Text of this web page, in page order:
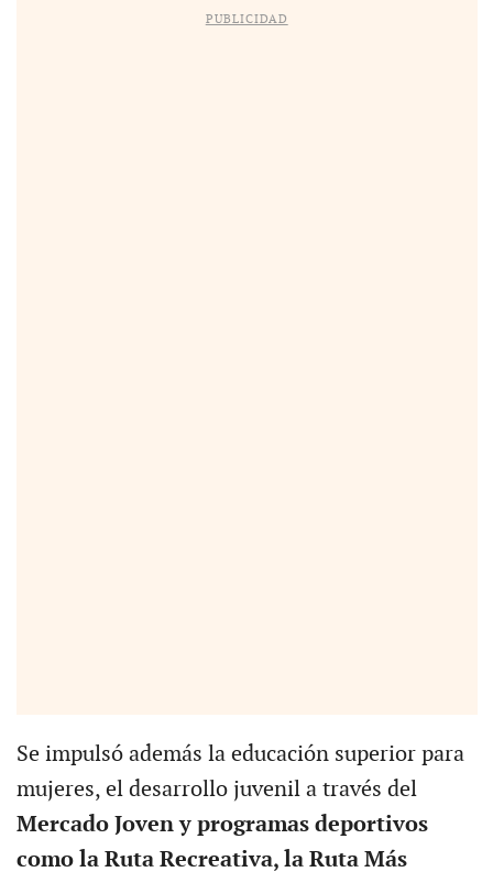
PUBLICIDAD
Se impulsó además la educación superior para
mujeres, el desarrollo juvenil a través del
Mercado Joven y programas deportivos
como la Ruta Recreativa, la Ruta Más